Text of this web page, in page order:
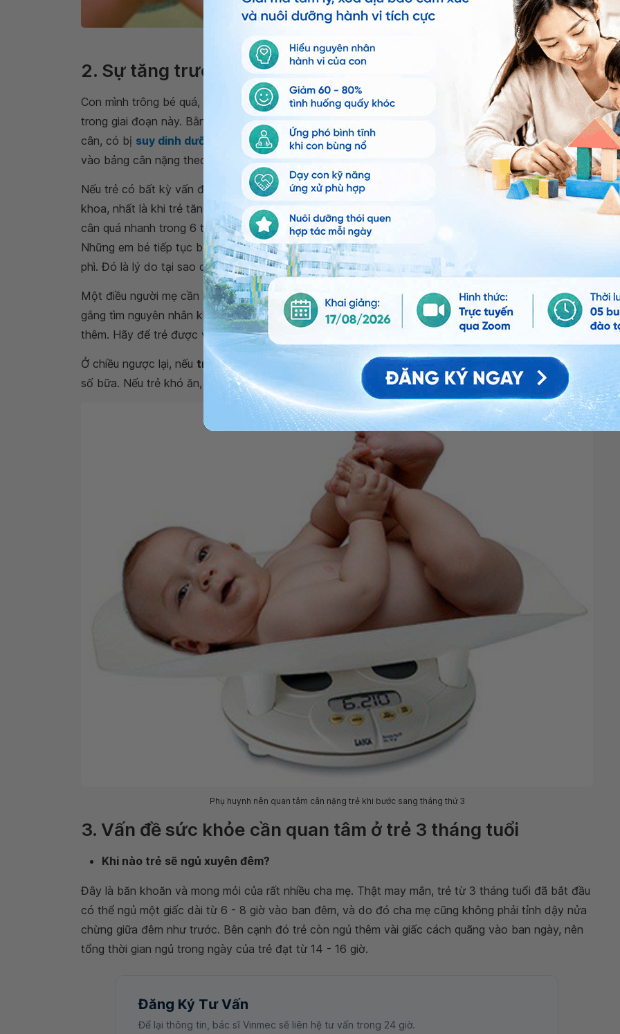
Trẻ 3 tháng tuổi bắt đầu khám phá mọi thứ xung quanh
2. Sự tăng trưởng của trẻ 3 tháng tuổi
Con mình trông bé quá, con mình có suy dinh dưỡng không,... là rất nhiều băn khoăn của cha mẹ
trong giai đoạn này. Bằng cảm quan không thể khẳng định chính xác đứa trẻ thiếu cân hay thừa
cân, có bị suy dinh dưỡng
hay không. Cha mẹ nên theo dõi con bằng biểu đồ tăng trưởng và dựa
vào bảng cân nặng theo chiều cao để đánh giá sự phát triển của con mình.
Nếu trẻ có bất kỳ vấn đề gì khiến cha mẹ băn khoăn, đừng ngần ngại tham vấn bác sĩ chuyên
khoa, nhất là khi trẻ tăng cân quá nhanh so với tăng chiều cao. Những đứa trẻ quá mập mạp, tăng
cân quá nhanh trong 6 tháng đầu đối mặt với nguy cơ tăng khả năng bị
Những em bé tiếp tục béo phì khi lên 4 tuổi nhiều khả năng sẽ trở thành người trưởng thành béo
phì. Đó là lý do tại sao cần có biện pháp kìm hãm nếu trẻ tăng cân quá nhanh.
Một điều người mẹ cần lưu ý là mỗi khi trẻ quấy khóc không nên ngay lập tức cho trẻ bú. Hãy cố
gắng tìm nguyên nhân khiến trẻ quấy khóc. Khi trẻ đã có dấu hiệu ăn no không nên cố ép trẻ ăn
thêm. Hãy để trẻ được vận động nhiều hơn là bắt trẻ ngồi yên một chỗ cả ngày.
Ở chiều ngược lại, nếu trẻ chậm tăng trưởng
, trẻ cần được cho ăn nhiều hơn cả về lượng sữa và
số bữa. Nếu trẻ khó ăn, cha mẹ sẽ cần nỗ lực và kiên nhẫn hơn.
Phụ huynh nên quan tâm cân nặng trẻ khi bước sang tháng thứ 3
3. Vấn đề sức khỏe cần quan tâm ở trẻ 3 tháng tuổi
Khi nào trẻ sẽ ngủ xuyên đêm?
Đây là băn khoăn và mong mỏi của rất nhiều cha mẹ. Thật may mắn, trẻ từ 3 tháng tuổi đã bắt đầu
có thể ngủ một giấc dài từ 6 - 8 giờ vào ban đêm, và do đó cha mẹ cũng không phải tỉnh dậy nửa
chừng giữa đêm như trước. Bên cạnh đó trẻ còn ngủ thêm vài giấc cách quãng vào ban ngày, nên
tổng thời gian ngủ trong ngày của trẻ đạt từ 14 - 16 giờ.
Đăng Ký Tư Vấn
Để lại thông tin, bác sĩ Vinmec sẽ liên hệ tư vấn trong 24 giờ.